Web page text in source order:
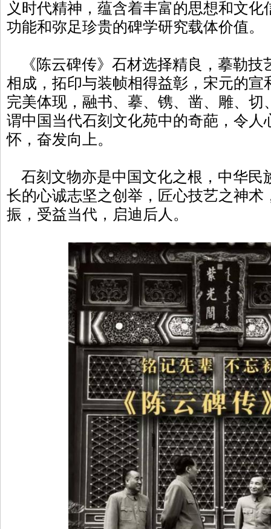
义时代精神，蕴含着丰富的思想和文
功能和弥足珍贵的碑学研究载体价值。
《陈云碑传》石材选择精良，摹勒技
相成，拓印与装帧相得益彰，宋元的宣
完美体现，融书、摹、镌、凿、雕、切
谓中国当代石刻文化苑中的奇葩，令人
怀，奋发向上。
石刻文物亦是中国文化之根，中华民
长的心诚志坚之创举，匠心技艺之神术
振，受益当代，启迪后人。